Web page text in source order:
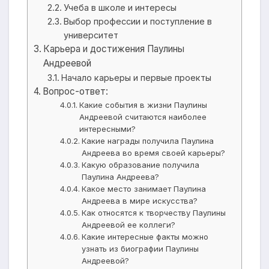
Учеба в школе и интересы
Выбор профессии и поступление в
университет
Карьера и достижения Паулины
Андреевой
Начало карьеры и первые проекты
Вопрос-ответ:
Какие события в жизни Паулины
Андреевой считаются наиболее
интересными?
Какие награды получила Паулина
Андреева во время своей карьеры?
Какую образование получила
Паулина Андреева?
Какое место занимает Паулина
Андреева в мире искусства?
Как относятся к творчеству Паулины
Андреевой ее коллеги?
Какие интересные факты можно
узнать из биографии Паулины
Андреевой?